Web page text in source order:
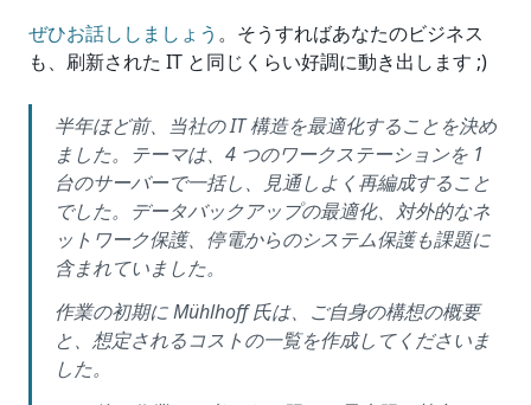
ぜひお話ししましょう 。そうすればあなたのビジネス
も、刷新された IT と同じくらい好調に動き出します ;)
半年ほど前、当社の IT 構造を最適化することを決め
ました。テーマは、4 つのワークステーションを 1
台のサーバーで一括し、見通しよく再編成すること
でした。データバックアップの最適化、対外的なネ
ットワーク保護、停電からのシステム保護も課題に
含まれていました。
作業の初期に Mühlhoff 氏は、ご自身の構想の概要
と、想定されるコストの一覧を作成してくださいま
した。